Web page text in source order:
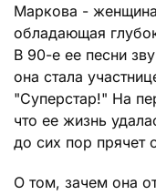
Маркова - женщина
обладающая
В 90-е ее песни
она стала
"Суперстар!" На
что ее жизнь
до сих пор прячет
О том, зачем она